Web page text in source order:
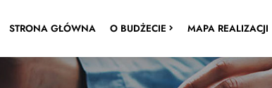
STRONA GŁÓWNA O BUDŻECIE MAPA REALIZACJI